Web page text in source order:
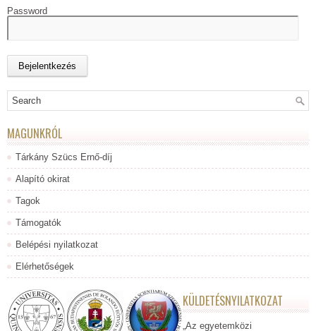
Password
MAGUNKRÓL
Tárkány Szücs Ernő-díj
Alapító okirat
Tagok
Támogatók
Belépési nyilatkozat
Elérhetőségek
KÜLDETÉSNYILATKOZAT
„Az egyetemközi